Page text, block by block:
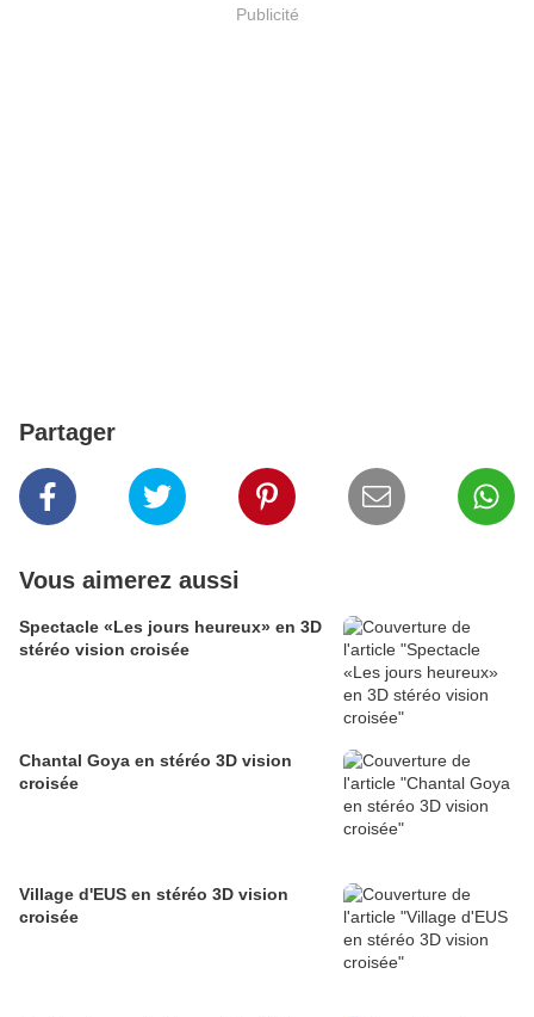
Publicité
Partager
Vous aimerez aussi
Spectacle «Les jours heureux» en 3D
stéréo vision croisée
Chantal Goya en stéréo 3D vision
croisée
Village d'EUS en stéréo 3D vision
croisée